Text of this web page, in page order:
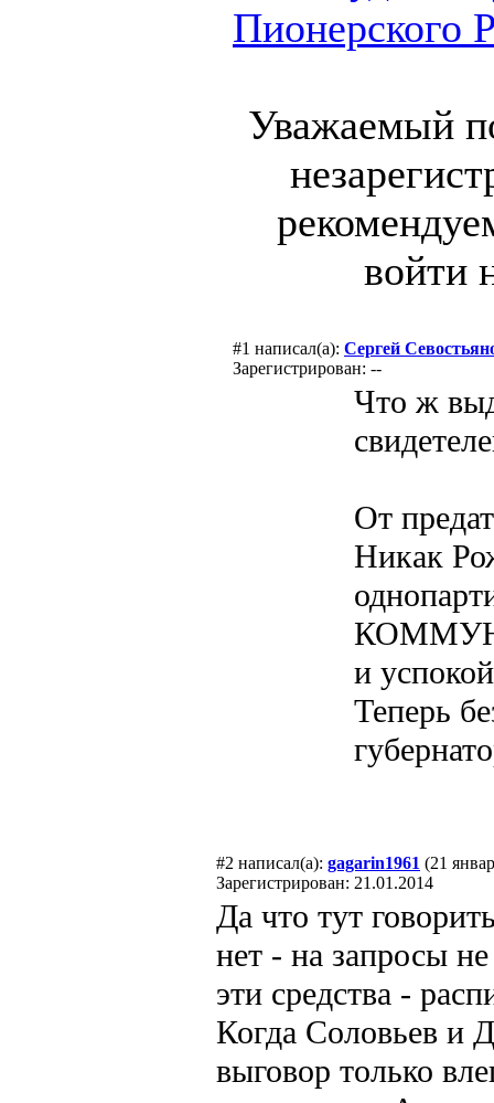
Пионерского
Уважаемый
войти
#1 написал(а): Сергей
Зарегистрирован: --
Что ж
От
Никак
и
Теперь
#2 написал(а): gagarin1961 (21
Зарегистрирован: 21.01.2014
Да что тут
нет - на запросы
эти средства -
Когда Соловьев и
выговор только